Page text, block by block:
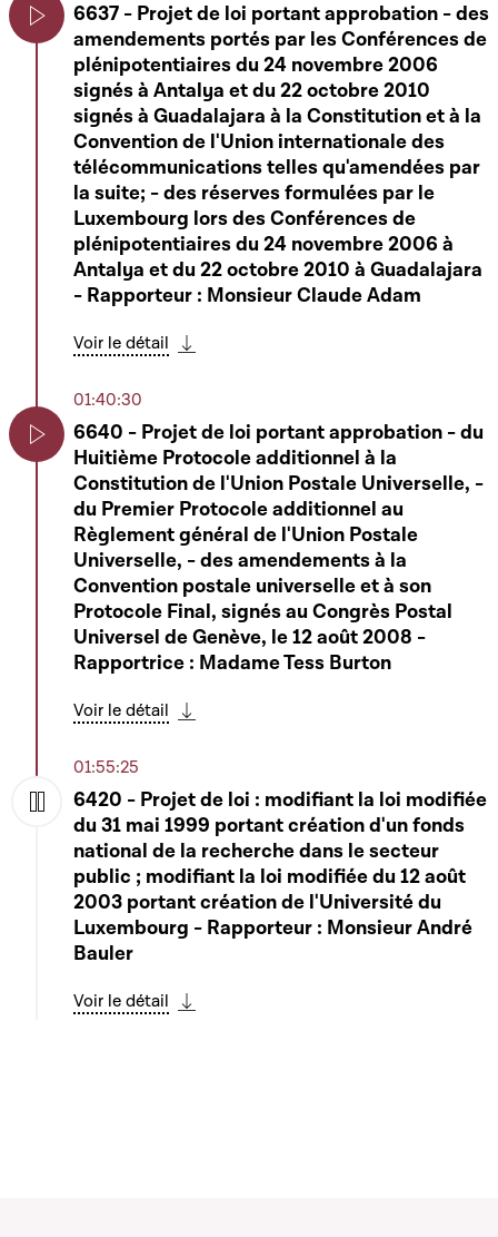
6637 - Projet de loi portant approbation - des
amendements portés par les Conférences de
plénipotentiaires du 24 novembre 2006
signés à Antalya et du 22 octobre 2010
signés à Guadalajara à la Constitution et à la
Convention de l'Union internationale des
télécommunications telles qu'amendées par
la suite; - des réserves formulées par le
Luxembourg lors des Conférences de
plénipotentiaires du 24 novembre 2006 à
Antalya et du 22 octobre 2010 à Guadalajara
- Rapporteur : Monsieur Claude Adam
Voir le détail
01:40:30
6640 - Projet de loi portant approbation - du
Huitième Protocole additionnel à la
Constitution de l'Union Postale Universelle, -
du Premier Protocole additionnel au
Règlement général de l'Union Postale
Universelle, - des amendements à la
Convention postale universelle et à son
Protocole Final, signés au Congrès Postal
Universel de Genève, le 12 août 2008 -
Rapportrice : Madame Tess Burton
Voir le détail
01:55:25
6420 - Projet de loi : modifiant la loi modifiée
du 31 mai 1999 portant création d'un fonds
national de la recherche dans le secteur
public ; modifiant la loi modifiée du 12 août
2003 portant création de l'Université du
Luxembourg - Rapporteur : Monsieur André
Bauler
Voir le détail